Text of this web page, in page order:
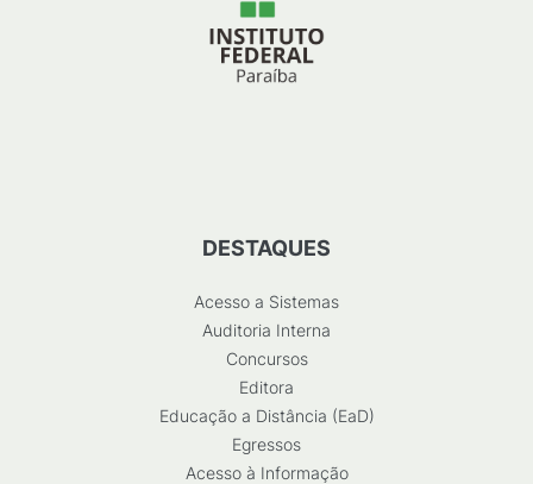
DESTAQUES
Acesso a Sistemas
Auditoria Interna
Concursos
Editora
Educação a Distância (EaD)
Egressos
Acesso à Informação